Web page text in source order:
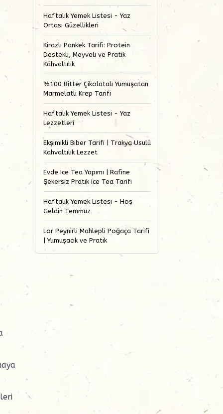
Haftalık Yemek Listesi - Yaz
Ortası Güzellikleri
Kirazlı Pankek Tarifi: Protein
Destekli, Meyveli ve Pratik
Kahvaltılık
%100 Bitter Çikolatalı Yumuşatan
Marmelatlı Krep Tarifi
Haftalık Yemek Listesi - Yaz
Lezzetleri
Ekşimikli Biber Tarifi | Trakya Usulü
Kahvaltılık Lezzet
Evde Ice Tea Yapımı | Rafine
Şekersiz Pratik Ice Tea Tarifi
Haftalık Yemek Listesi - Hoş
Geldin Temmuz
Lor Peynirli Mahlepli Poğaça Tarifi
| Yumuşacık ve Pratik